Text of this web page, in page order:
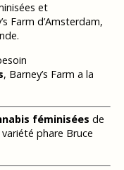
et
Farm d’Amsterdam,
, Barney’s Farm a la
féminisées de
phare Bruce